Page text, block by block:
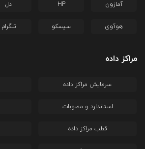
آمازون HP دل
هوآوی سیسکو تلگرام
مراکز داده
سرمایش مراکز داده
استاندارد و مصوبات
قطب مراکز داده